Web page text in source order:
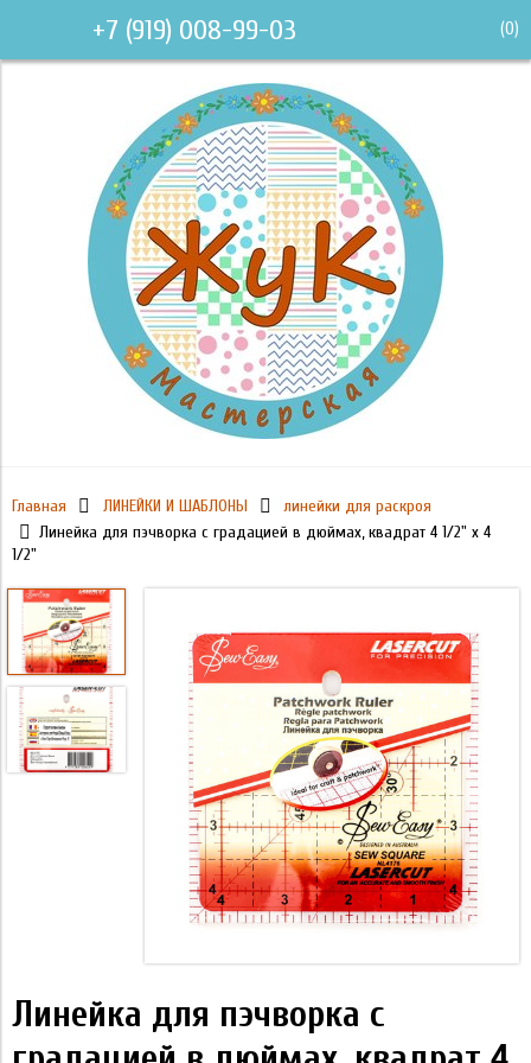
+7 (919) 008-99-03 (0)
Главная ЛИНЕЙКИ И ШАБЛОНЫ
линейки для раскроя
Линейка для пэчворка с градацией в дюймах, квадрат 4 1/2" x 4
1/2"
Линейка для пэчворка с